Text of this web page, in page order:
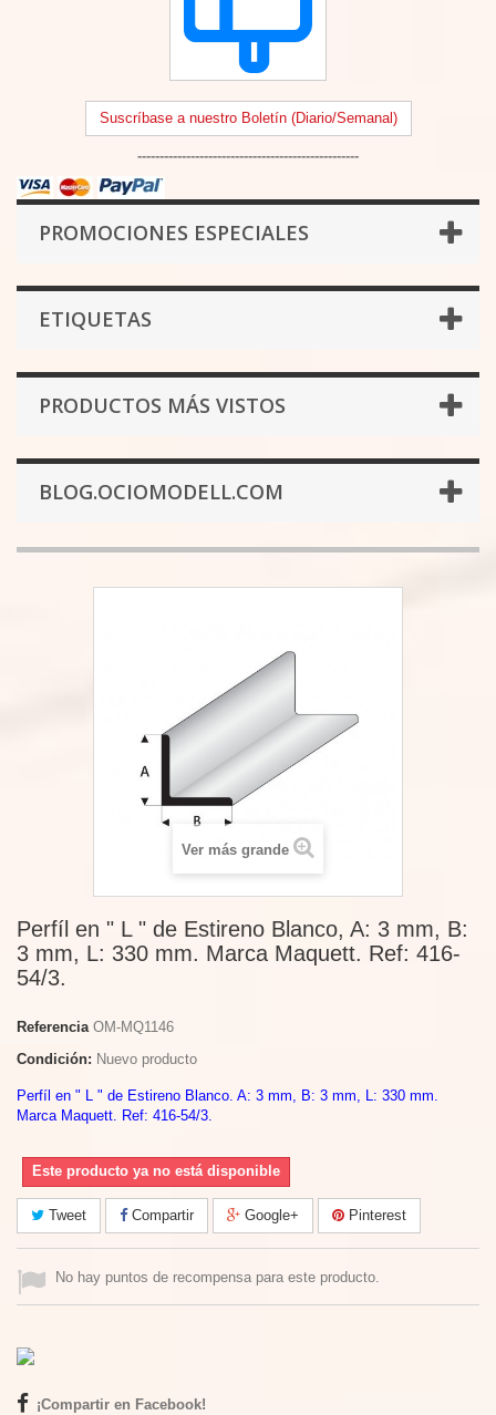
Suscríbase a nuestro Boletín (Diario/Semanal)
--------------------------------------------------
PROMOCIONES ESPECIALES
ETIQUETAS
PRODUCTOS MÁS VISTOS
BLOG.OCIOMODELL.COM
Ver más grande
Perfíl en " L " de Estireno Blanco, A: 3 mm, B:
3 mm, L: 330 mm. Marca Maquett. Ref: 416-
54/3.
Referencia OM-MQ1146
Condición: Nuevo producto
Perfíl en " L " de Estireno Blanco. A: 3 mm, B: 3 mm, L: 330 mm.
Marca Maquett. Ref: 416-54/3.
Este producto ya no está disponible
Tweet Compartir Google+ Pinterest
No hay puntos de recompensa para este producto.
¡Compartir en Facebook!